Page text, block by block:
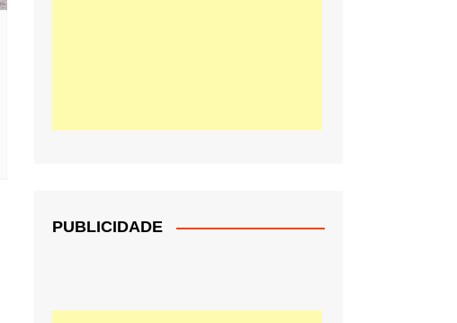
PUBLICIDADE